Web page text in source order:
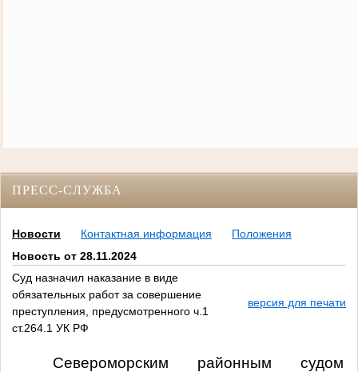
ПРЕСС-СЛУЖБА
Новости Контактная информация
Положения
Новость от 28.11.2024
Суд назначил наказание в виде
обязательных работ за совершение
преступления, предусмотренного ч.1
ст.264.1 УК РФ
версия для печати
Североморским районным судом